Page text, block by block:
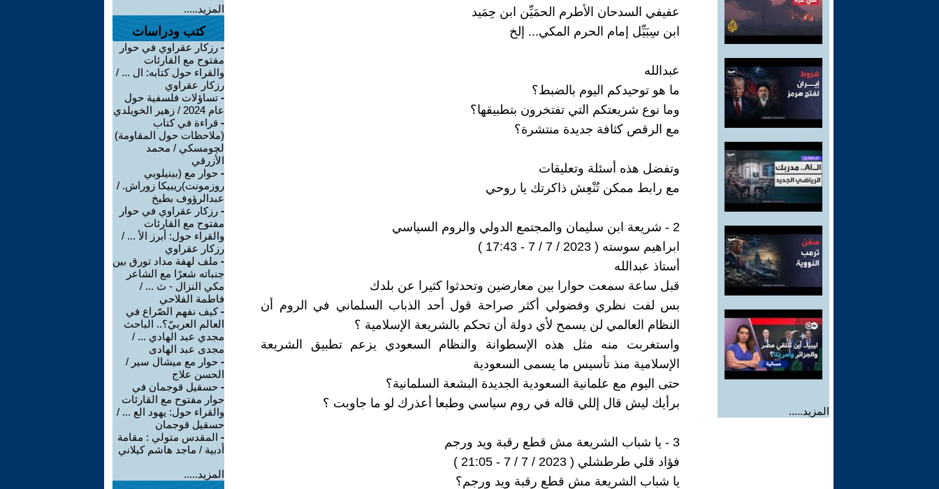
المزيد.....
عفيفي السدحان الأطرم الحمَيِّن ابن حِمَيد
ابن سِبَيِّل إمام الحرم المكي... إلخ
عبدالله
ما هو توحيدكم اليوم بالضبط؟
وما نوع شريعتكم التي تفتخرون بتطبيقها؟
مع الرقص كثافة جديدة منتشرة؟
وتفضل هذه أسئلة وتعليقات
مع رابط ممكن تُنْعِش ذاكرتك يا روحي
2 - شريعة ابن سليمان والمجتمع الدولي والروم السياسي
ابراهيم سوسته ( 2023 / 7 / 7 - 17:43 )
أستاذ عبدالله
قبل ساعة سمعت حوارا بين معارضين وتحدثوا كثيرا عن بلدك
بس لفت نظري وفضولي أكثر صراحة قول أحد الذباب السلماني في الروم أن
النظام العالمي لن يسمح لأي دولة أن تحكم بالشريعة الإسلامية ؟
واستغربت منه مثل هذه الإسطوانة والنظام السعودي يزعم تطبيق الشريعة
الإسلامية منذ تأسيس ما يسمى السعودية
حتى اليوم مع علمانية السعودية الجديدة البشعة السلمانية؟
برأيك ليش قال إللي قاله في روم سياسي وطبعا أعذرك لو ما جاوبت ؟
3 - يا شباب الشريعة مش قطع رقبة ويد ورجم
فؤاد قلي طرطشلي ( 2023 / 7 / 7 - 21:05 )
يا شباب الشريعة مش قطع رقبة ويد ورجم؟
المزيد.....
كتب ودراسات
- رزكار عقراوي في حوار
مفتوح مع القارئات
والقراء حول كتابه: ال ... /
رزكار عقراوي
- تساؤلات فلسفية حول
عام 2024 / زهير الخويلدي
- قراءة في كتاب
(ملاحظات حول المقاومة)
لچومسكي / محمد
الأزرقي
- حوار مع (بينيلوبي
روزمونت)ريبيكا زوراش. /
عبدالرؤوف بطيخ
- رزكار عقراوي في حوار
مفتوح مع القارئات
والقراء حول: أبرز الأ ... /
رزكار عقراوي
- ملف لهفة مداد تورق بين
جنباته شعرًا مع الشاعر
مكي النزال - ث ... /
فاطمة الفلاحي
-كيف نفهم الصّراع في
العالم العربيّ؟.. الباحث
مجدي عبد الهادي ... /
مجدى عبد الهادى
- حوار مع ميشال سير /
الحسن علاج
- حسقيل قوجمان في
حوار مفتوح مع القارئات
والقراء حول: يهود الع ... /
حسقيل قوجمان
- المقدس متولي : مقامة
أدبية / ماجد هاشم كيلاني
المزيد.....